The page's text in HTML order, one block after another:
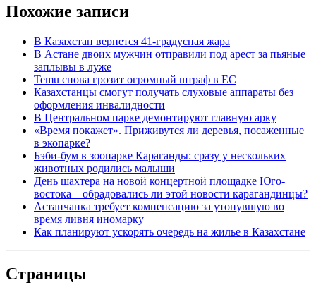
Похожие записи
В Казахстан вернется 41-градусная жара
В Астане двоих мужчин отправили под арест за пьяные
заплывы в луже
Temu снова грозит огромный штраф в ЕС
Казахстанцы смогут получать слуховые аппараты без
оформления инвалидности
В Центральном парке демонтируют главную арку
«Время покажет». Приживутся ли деревья, посаженные
в экопарке?
Бэби-бум в зоопарке Караганды: сразу у нескольких
животных родились малыши
День шахтера на новой концертной площадке Юго-
востока – обрадовались ли этой новости карагандинцы?
Астанчанка требует компенсацию за утонувшую во
время ливня иномарку
Как планируют ускорять очередь на жилье в Казахстане
Страницы